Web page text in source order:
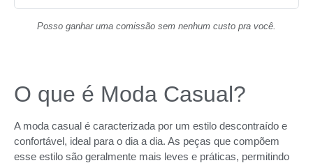
Posso ganhar uma comissão sem nenhum custo pra você.
O que é Moda Casual?
A moda casual é caracterizada por um estilo descontraído e
confortável, ideal para o dia a dia. As peças que compõem
esse estilo são geralmente mais leves e práticas, permitindo